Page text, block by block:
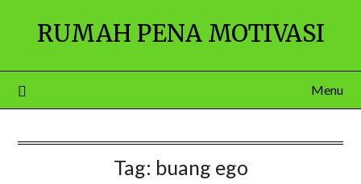
RUMAH PENA MOTIVASI
Menu
Tag: buang ego